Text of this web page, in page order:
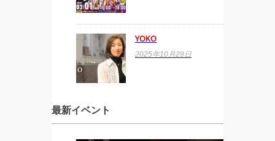
YOKO
2025年10月29日
最新イベント